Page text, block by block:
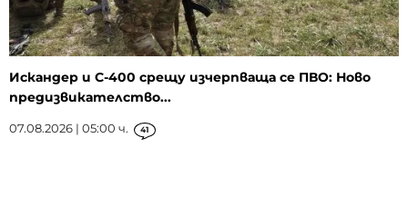
Искандер и С-400 срещу изчерпваща се ПВО: Ново
предизвикателство...
07.08.2026 | 05:00 ч. 41